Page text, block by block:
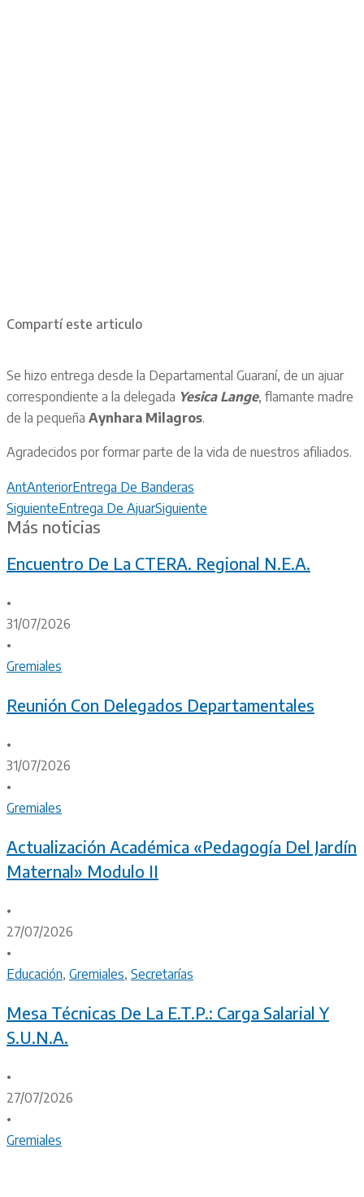
Compartí este articulo
Se hizo entrega desde la Departamental Guaraní, de un ajuar
correspondiente a la delegada Yesica Lange, flamante madre
de la pequeña Aynhara Milagros.
Agradecidos por formar parte de la vida de nuestros afiliados.
AntAnteriorEntrega De Banderas
SiguienteEntrega De AjuarSiguiente
Más noticias
Encuentro De La CTERA. Regional N.E.A.
•
31/07/2026
•
Gremiales
Reunión Con Delegados Departamentales
•
31/07/2026
•
Gremiales
Actualización Académica «Pedagogía Del Jardín
Maternal» Modulo II
•
27/07/2026
•
Educación, Gremiales, Secretarías
Mesa Técnicas De La E.T.P.: Carga Salarial Y
S.U.N.A.
•
27/07/2026
•
Gremiales